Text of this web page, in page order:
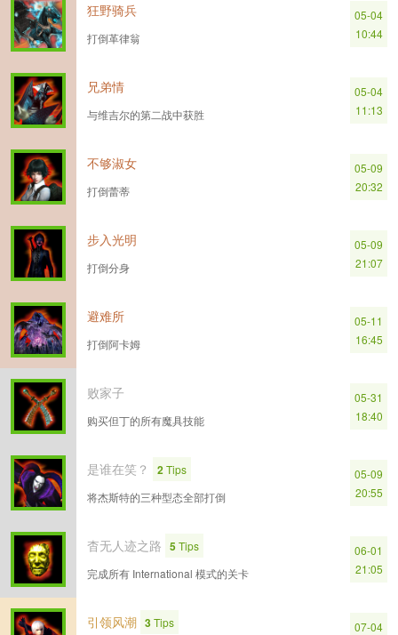
狂野骑兵
打倒革律翁
05-04
10:44
兄弟情
与维吉尔的第二战中获胜
05-04
11:13
不够淑女
打倒蕾蒂
05-09
20:32
步入光明
打倒分身
05-09
21:07
避难所
打倒阿卡姆
05-11
16:45
败家子
购买但丁的所有魔具技能
05-31
18:40
是谁在笑？ 2Tips
将杰斯特的三种型态全部打倒
05-09
20:55
杳无人迹之路 5Tips
完成所有 International 模式的关卡
06-01
21:05
引领风潮 3Tips 07-04